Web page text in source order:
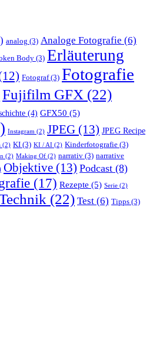
analog (3) Analoge Fotografie (6)
Body (3) Erläuterung
Fotograf(3) Fotografie
Fujifilm GFX (22)
(4) GFX50 (5)
Instagram (2) JPEG (13) JPEG Recipe
(2) KI (3) KI / AI (2) Kinderfotografie (3)
(2) Making Of (2) narrativ (3) narrative
Objektive (13) Podcast (8)
(17) Rezepte (5) Serie (2)
(22) Test (6) Tipps (3)